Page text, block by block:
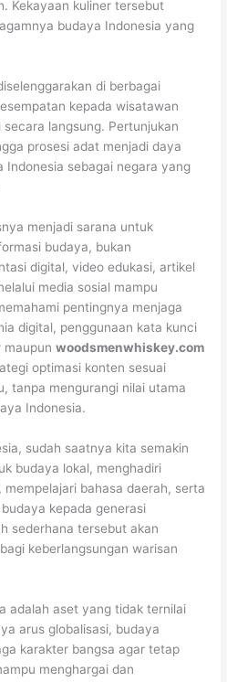
Kekayaan kuliner tersebut
budaya Indonesia yang
di berbagai
kepada wisatawan
langsung. Pertunjukan
prosesi adat menjadi daya
sebagai negara yang
menjadi sarana untuk
budaya, bukan
digital, video edukasi, artikel
media sosial mampu
pentingnya menjaga
digital, penggunaan kata kunci
maupunwoodsmenwhiskey.com
optimasi konten sesuai
tanpa mengurangi nilai utama
Indonesia.
sudah saatnya kita semakin
budaya lokal, menghadiri
bahasa daerah, serta
kepada generasi
sederhana tersebut akan
keberlangsungan warisan
adalah aset yang tidak ternilai
arus globalisasi, budaya
karakter bangsa agar tetap
menghargai dan